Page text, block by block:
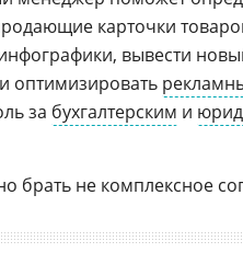
карточки
вывести
оптимизировать
за бухгалтерским и
брать не комплексное